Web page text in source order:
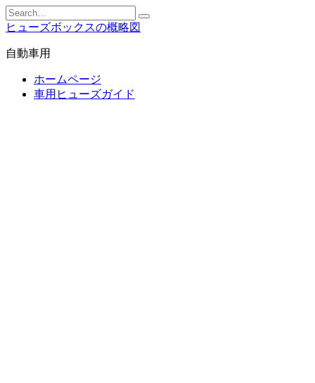
Skip
to
content
Search
for:
ヒューズボックスの概略図
自動車用
ホームページ
車用ヒューズガイド